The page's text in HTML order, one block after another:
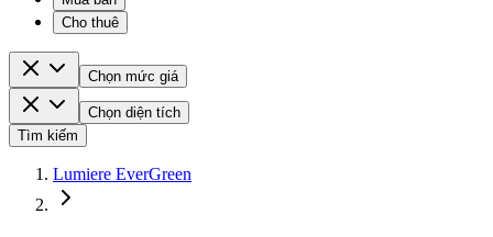
Cho thuê
Chọn mức giá
Chọn diện tích
Tìm kiếm
Lumiere EverGreen